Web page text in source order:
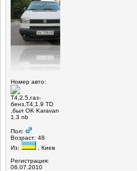
Номер авто:
Т4,2.5,газ-
бенз,Т4,1.9 TD
,был OK Karavan
1.3 nb
Пол:
Возраст: 48
Из:
, Киев
Регистрация:
06.07.2010